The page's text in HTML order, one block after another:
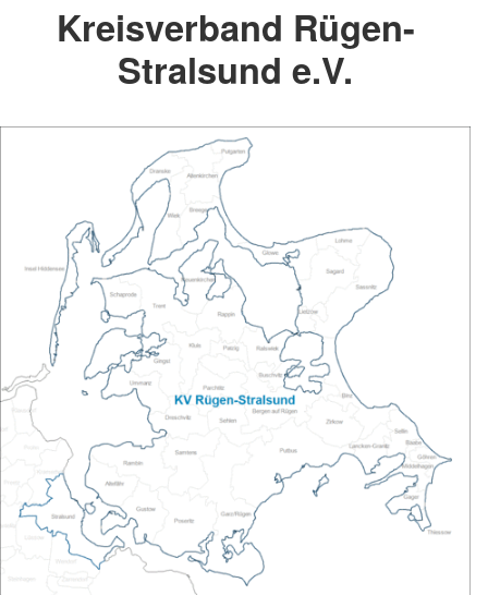
Kreisverband Rügen-
Stralsund e.V.